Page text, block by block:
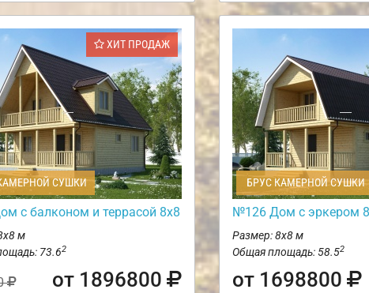
ХИТ ПРОДАЖ
СУШКИ
с балконом и террасой 8х8
м
73.62
от 1896800
БРУС КАМЕРНОЙ СУШКИ
№126 Дом с эркером
Размер: 8х8 м
Общая площадь: 58.52
от 1698800